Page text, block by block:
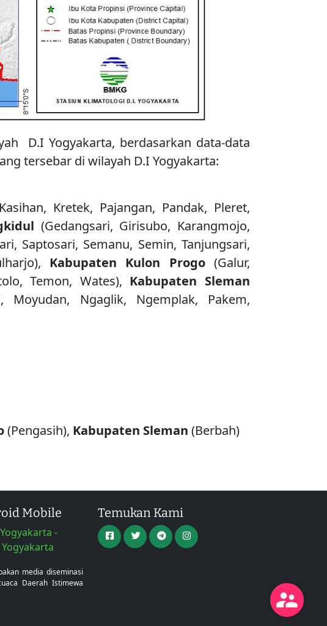
D.I Yogyakarta, berdasarkan data-data
tersebar di wilayah D.I Yogyakarta:
Kretek, Pajangan, Pandak, Pleret,
(Gedangsari, Girisubo, Karangmojo,
Saptosari, Semanu, Semin, Tanjungsari,
Kabupaten Kulon Progo (Galur,
Temon, Wates), Kabupaten Sleman
Moyudan, Ngaglik, Ngemplak, Pakem,
(Pengasih), Kabupaten Sleman (Berbah)
Mobile
-
media diseminasi
Daerah Istimewa
Temukan Kami